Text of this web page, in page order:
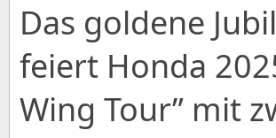
Das goldene
feiert Honda
Wing Tour” mit